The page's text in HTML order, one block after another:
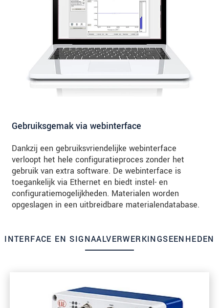
Gebruiksgemak via webinterface
Dankzij een gebruiksvriendelijke webinterface
verloopt het hele configuratieproces zonder het
gebruik van extra software. De webinterface is
toegankelijk via Ethernet en biedt instel- en
configuratiemogelijkheden. Materialen worden
opgeslagen in een uitbreidbare materialendatabase.
INTERFACE EN SIGNAALVERWERKINGSEENHEDEN